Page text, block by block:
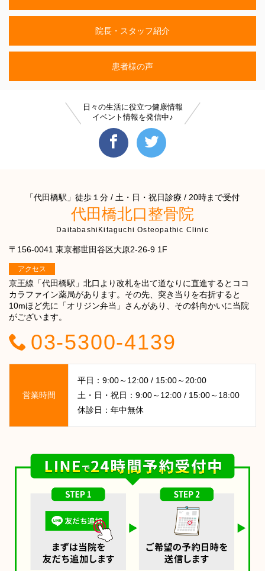
院長・スタッフ紹介
患者様の声
日々の生活に役立つ健康情報
イベント情報を発信中♪
「代田橋駅」徒歩１分 / 土・日・祝日診療 / 20時まで受付
代田橋北口整骨院
DaitabashiKitaguchi Osteopathic Clinic
〒156-0041 東京都世田谷区大原2-26-9 1F
アクセス
京王線「代田橋駅」北口より改札を出て道なりに直進するとココ
カラファイン薬局があります。その先、突き当りを右折すると
10mほど先に「オリジン弁当」さんがあり、その斜向かいに当院
がございます。
03-5300-4139
営業時間
平日：9:00～12:00 / 15:00～20:00
土・日・祝日：9:00～12:00 / 15:00～18:00
休診日：年中無休